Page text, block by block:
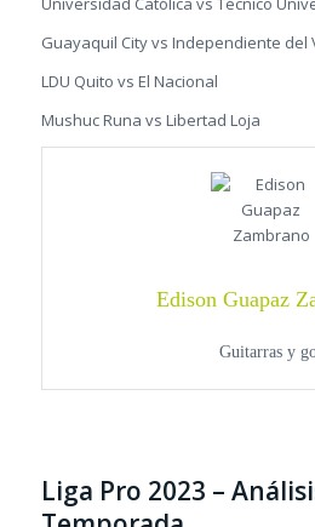
Guayaquil City vs Independiente del
LDU Quito vs El Nacional
Mushuc Runa vs Libertad Loja
Edison Guapaz
Guitarras y
Liga Pro 2023 –